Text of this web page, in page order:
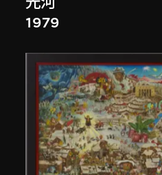
1979